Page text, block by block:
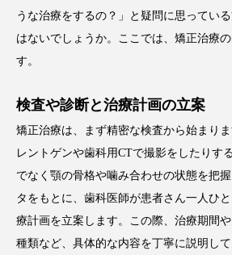
うな治療をするの？」と疑問に思ってい
はないでしょうか。
ここでは、矯正治療
す。
検査や診断と治療計画の立案
矯正治療は、まず精密な検査から始まりま
レントゲンや歯科用CTで撮影をしたりす
でなく顎の骨格や噛み合わせの状態を把
タをもとに、歯科医師が患者さん一人ひ
療計画を立案します。
この際、治療期間
種類など、具体的な内容を丁寧に説明し